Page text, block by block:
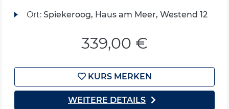
Ort: Spiekeroog, Haus am Meer, Westend 12
339,00 €
KURS MERKEN
WEITERE DETAILS